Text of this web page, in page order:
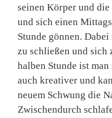
seinen Körper und
und sich einen
Stunde gönnen.
zu schließen und sich
halben Stunde ist
auch kreativer und
neuem Schwung die
Zwischendurch